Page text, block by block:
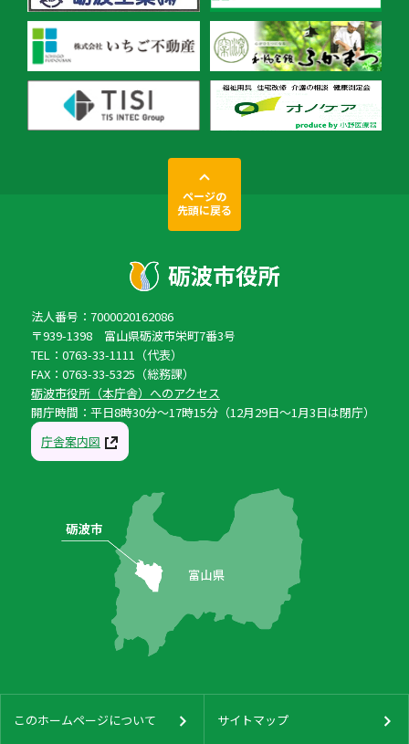
ページの
先頭に戻る
法人番号：7000020162086
〒939-1398 富山県砺波市栄町7番3号
TEL：0763-33-1111（代表）
FAX：0763-33-5325（総務課）
砺波市役所（本庁舎）へのアクセス
開庁時間：平日8時30分〜17時15分（12月29日〜1月3日は閉庁）
庁舎案内図
このホームページについて サイトマップ